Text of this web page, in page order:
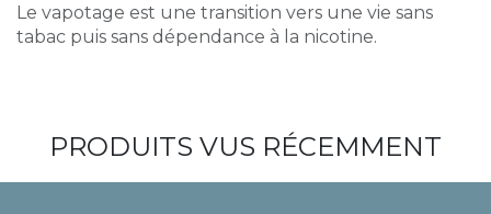
Le vapotage est une transition vers une vie sans
tabac puis sans dépendance à la nicotine.
PRODUITS VUS RÉCEMMENT